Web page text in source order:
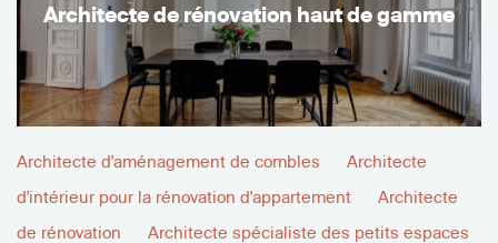
Architecte de rénovation haut de gamme
Architecte d'aménagement de combles
Architecte
d'intérieur pour la rénovation d'appartement
Architecte
de rénovation
Architecte spécialiste des petits espaces